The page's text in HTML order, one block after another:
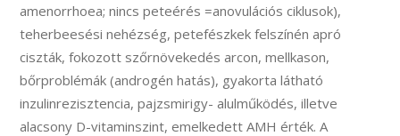
amenorrhoea; nincs peteérés =anovulációs ciklusok),
teherbeesési nehézség, petefészkek felszínén apró
ciszták, fokozott szőrnövekedés arcon, mellkason,
bőrproblémák (androgén hatás), gyakorta látható
inzulinrezisztencia, pajzsmirigy- alulműködés, illetve
alacsony D-vitaminszint, emelkedett AMH érték. A